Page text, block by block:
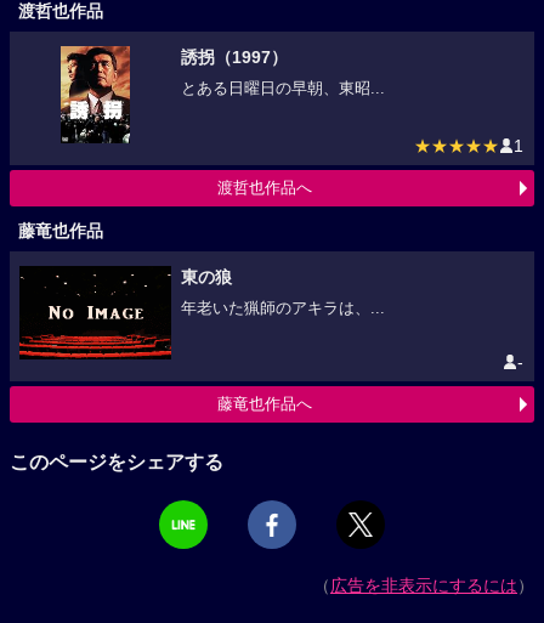
渡哲也作品
誘拐（1997）
とある日曜日の早朝、東昭...
★★★★★ 1
渡哲也作品へ
藤竜也作品
東の狼
年老いた猟師のアキラは、...
-
藤竜也作品へ
このページをシェアする
（広告を非表示にするには）